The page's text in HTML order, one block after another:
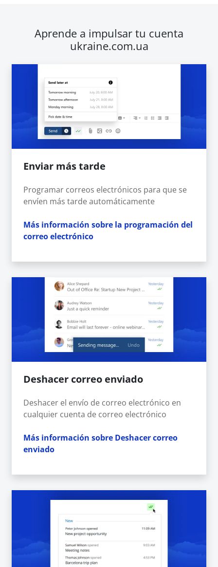
Aprende a impulsar tu cuenta
ukraine.com.ua
Enviar más tarde
Programar correos electrónicos para que se
envíen más tarde automáticamente
Más información sobre la programación del
correo electrónico
Deshacer correo enviado
Deshacer el envío de correo electrónico en
cualquier cuenta de correo electrónico
Más información sobre Deshacer correo
enviado